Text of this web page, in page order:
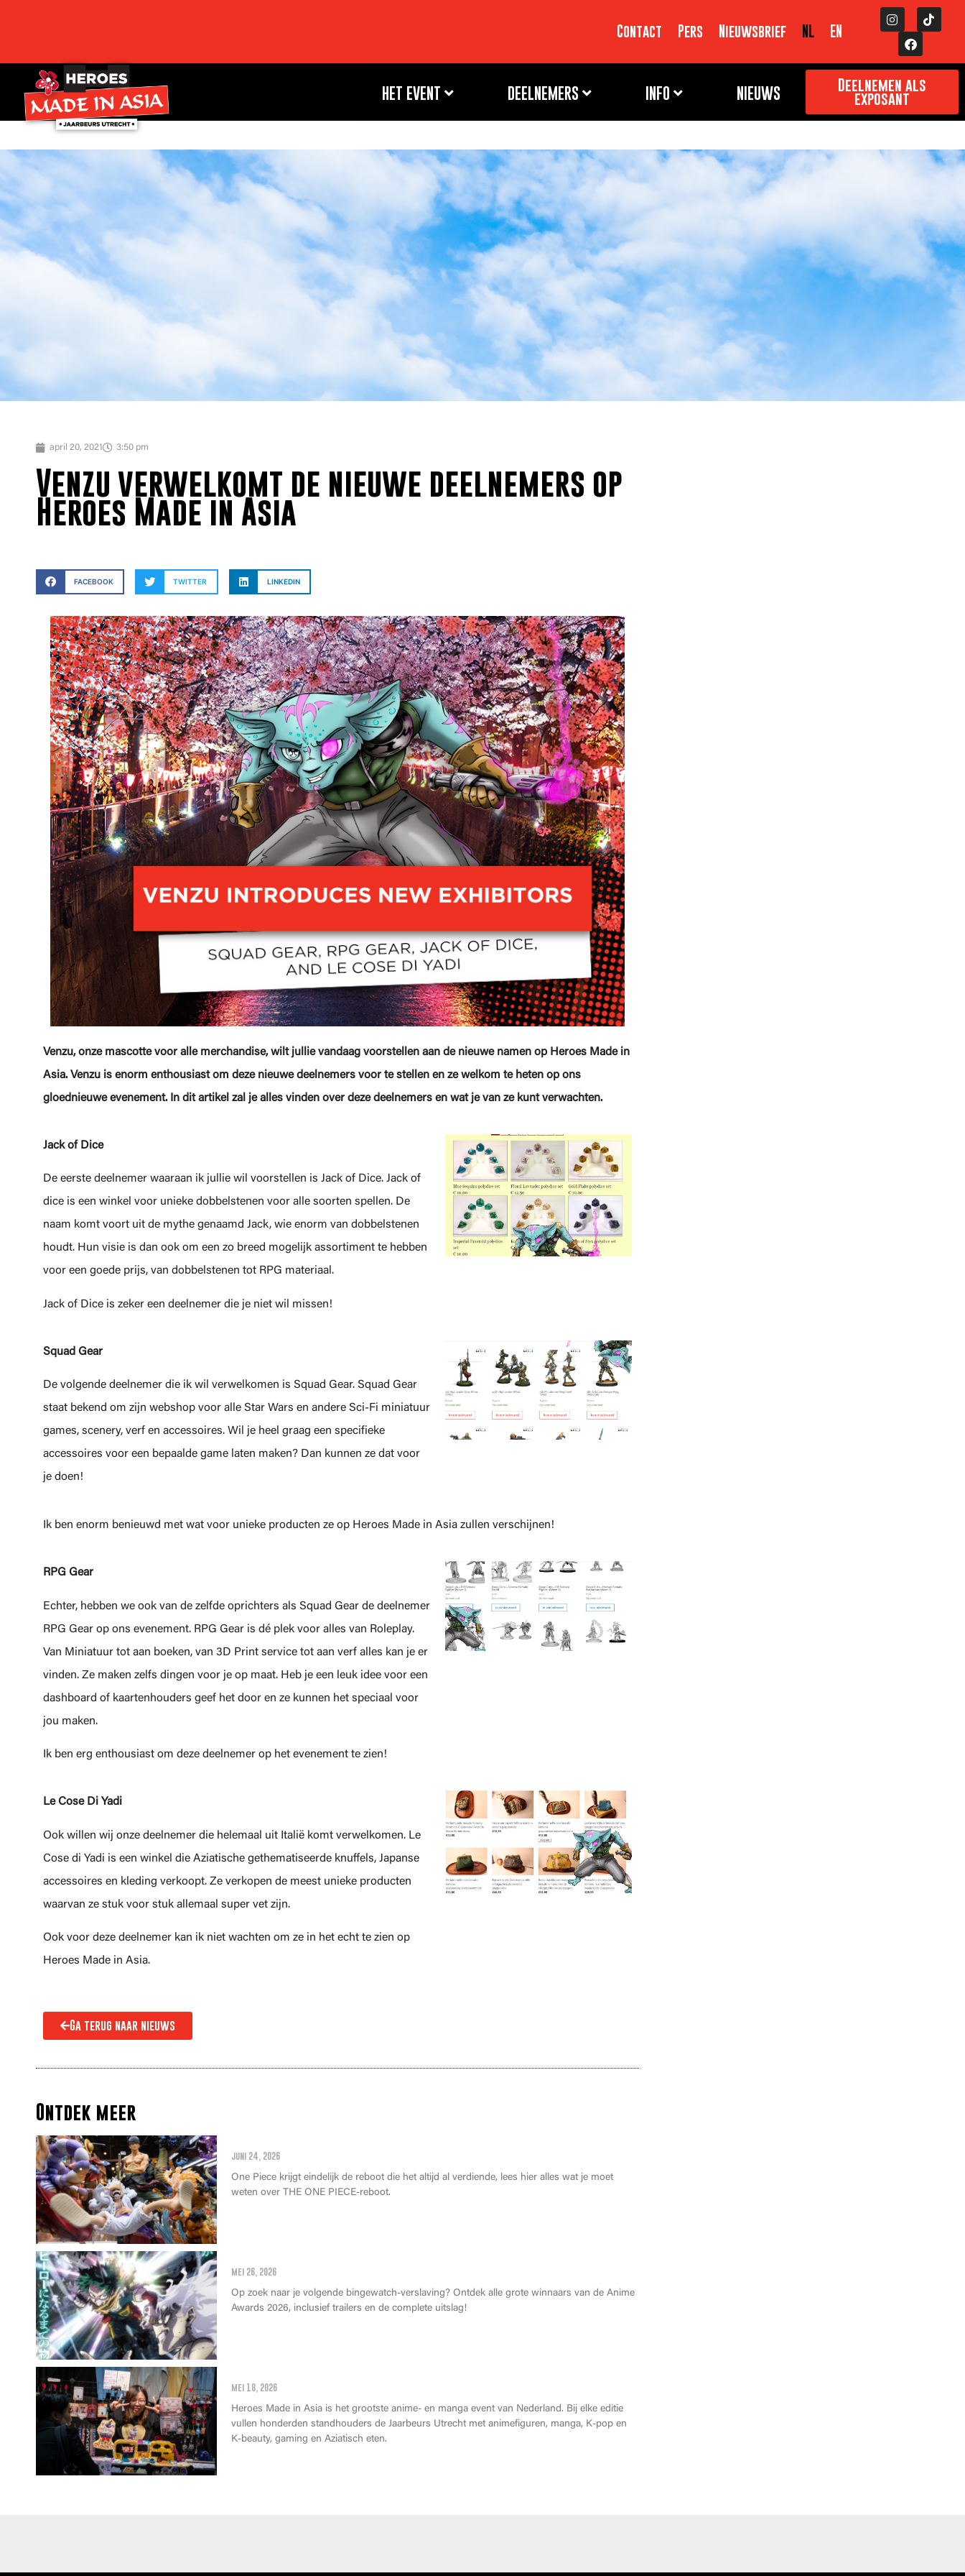
Contact Pers Nieuwsbrief NL EN
HET EVENT DEELNEMERS INFO NIEUWS Deelnemen als
exposant
april 20, 2021 3:50 pm
Venzu verwelkomt de nieuwe deelnemers op
Heroes Made in Asia
FACEBOOK TWITTER LINKEDIN
Venzu, onze mascotte voor alle merchandise, wilt jullie vandaag voorstellen aan de nieuwe namen op Heroes Made in
Asia. Venzu is enorm enthousiast om deze nieuwe deelnemers voor te stellen en ze welkom te heten op ons
gloednieuwe evenement. In dit artikel zal je alles vinden over deze deelnemers en wat je van ze kunt verwachten.
Jack of Dice
De eerste deelnemer waaraan ik jullie wil voorstellen is Jack of Dice. Jack of
dice is een winkel voor unieke dobbelstenen voor alle soorten spellen. De
naam komt voort uit de mythe genaamd Jack, wie enorm van dobbelstenen
houdt. Hun visie is dan ook om een zo breed mogelijk assortiment te hebben
voor een goede prijs, van dobbelstenen tot RPG materiaal.
Jack of Dice is zeker een deelnemer die je niet wil missen!
Squad Gear
De volgende deelnemer die ik wil verwelkomen is Squad Gear. Squad Gear
staat bekend om zijn webshop voor alle Star Wars en andere Sci-Fi miniatuur
games, scenery, verf en accessoires. Wil je heel graag een specifieke
accessoires voor een bepaalde game laten maken? Dan kunnen ze dat voor
je doen!
Ik ben enorm benieuwd met wat voor unieke producten ze op Heroes Made in Asia zullen verschijnen!
RPG Gear
Echter, hebben we ook van de zelfde oprichters als Squad Gear de deelnemer
RPG Gear op ons evenement. RPG Gear is dé plek voor alles van Roleplay.
Van Miniatuur tot aan boeken, van 3D Print service tot aan verf alles kan je er
vinden. Ze maken zelfs dingen voor je op maat. Heb je een leuk idee voor een
dashboard of kaartenhouders geef het door en ze kunnen het speciaal voor
jou maken.
Ik ben erg enthousiast om deze deelnemer op het evenement te zien!
Le Cose Di Yadi
Ook willen wij onze deelnemer die helemaal uit Italië komt verwelkomen. Le
Cose di Yadi is een winkel die Aziatische gethematiseerde knuffels, Japanse
accessoires en kleding verkoopt. Ze verkopen de meest unieke producten
waarvan ze stuk voor stuk allemaal super vet zijn.
Ook voor deze deelnemer kan ik niet wachten om ze in het echt te zien op
Heroes Made in Asia.
Ga terug naar nieuws
Ontdek meer
juni 24, 2026
One Piece krijgt eindelijk de reboot die het altijd al verdiende, lees hier alles wat je moet
weten over THE ONE PIECE-reboot.
mei 26, 2026
Op zoek naar je volgende bingewatch-verslaving? Ontdek alle grote winnaars van de Anime
Awards 2026, inclusief trailers en de complete uitslag!
mei 18, 2026
Heroes Made in Asia is het grootste anime- en manga event van Nederland. Bij elke editie
vullen honderden standhouders de Jaarbeurs Utrecht met animefiguren, manga, K-pop en
K-beauty, gaming en Aziatisch eten.